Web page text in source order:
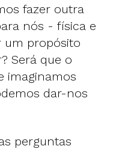
fazer outra
nós - física e
propósito
Será que o
imaginamos
dar-nos
perguntas